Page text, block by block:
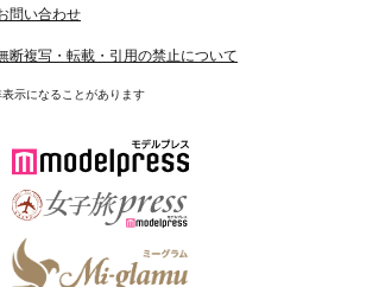
問い合わせ
断複写・転載・引用の禁止について
示になることがあります